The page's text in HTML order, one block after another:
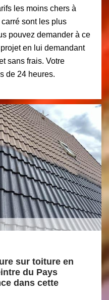
les moins chers à
sont les plus
pouvez demander à ce
en lui demandant
sans frais. Votre
de 24 heures.
sur toiture en
du Pays
dans cette